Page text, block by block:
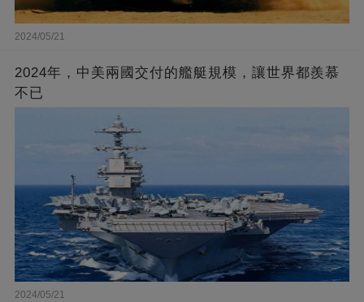
2024/05/21
2024年，中美兩國交付的艦艇規模，讓世界都羨慕
不已
2024/05/21